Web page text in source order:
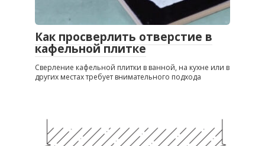
Как просверлить отверстие в
кафельной плитке
Сверление кафельной плитки в ванной, на кухне или в
других местах требует внимательного подхода